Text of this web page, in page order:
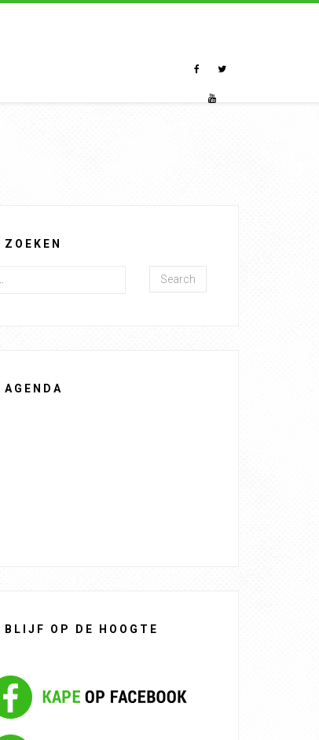
ZOEKEN
Search
AGENDA
BLIJF OP DE HOOGTE